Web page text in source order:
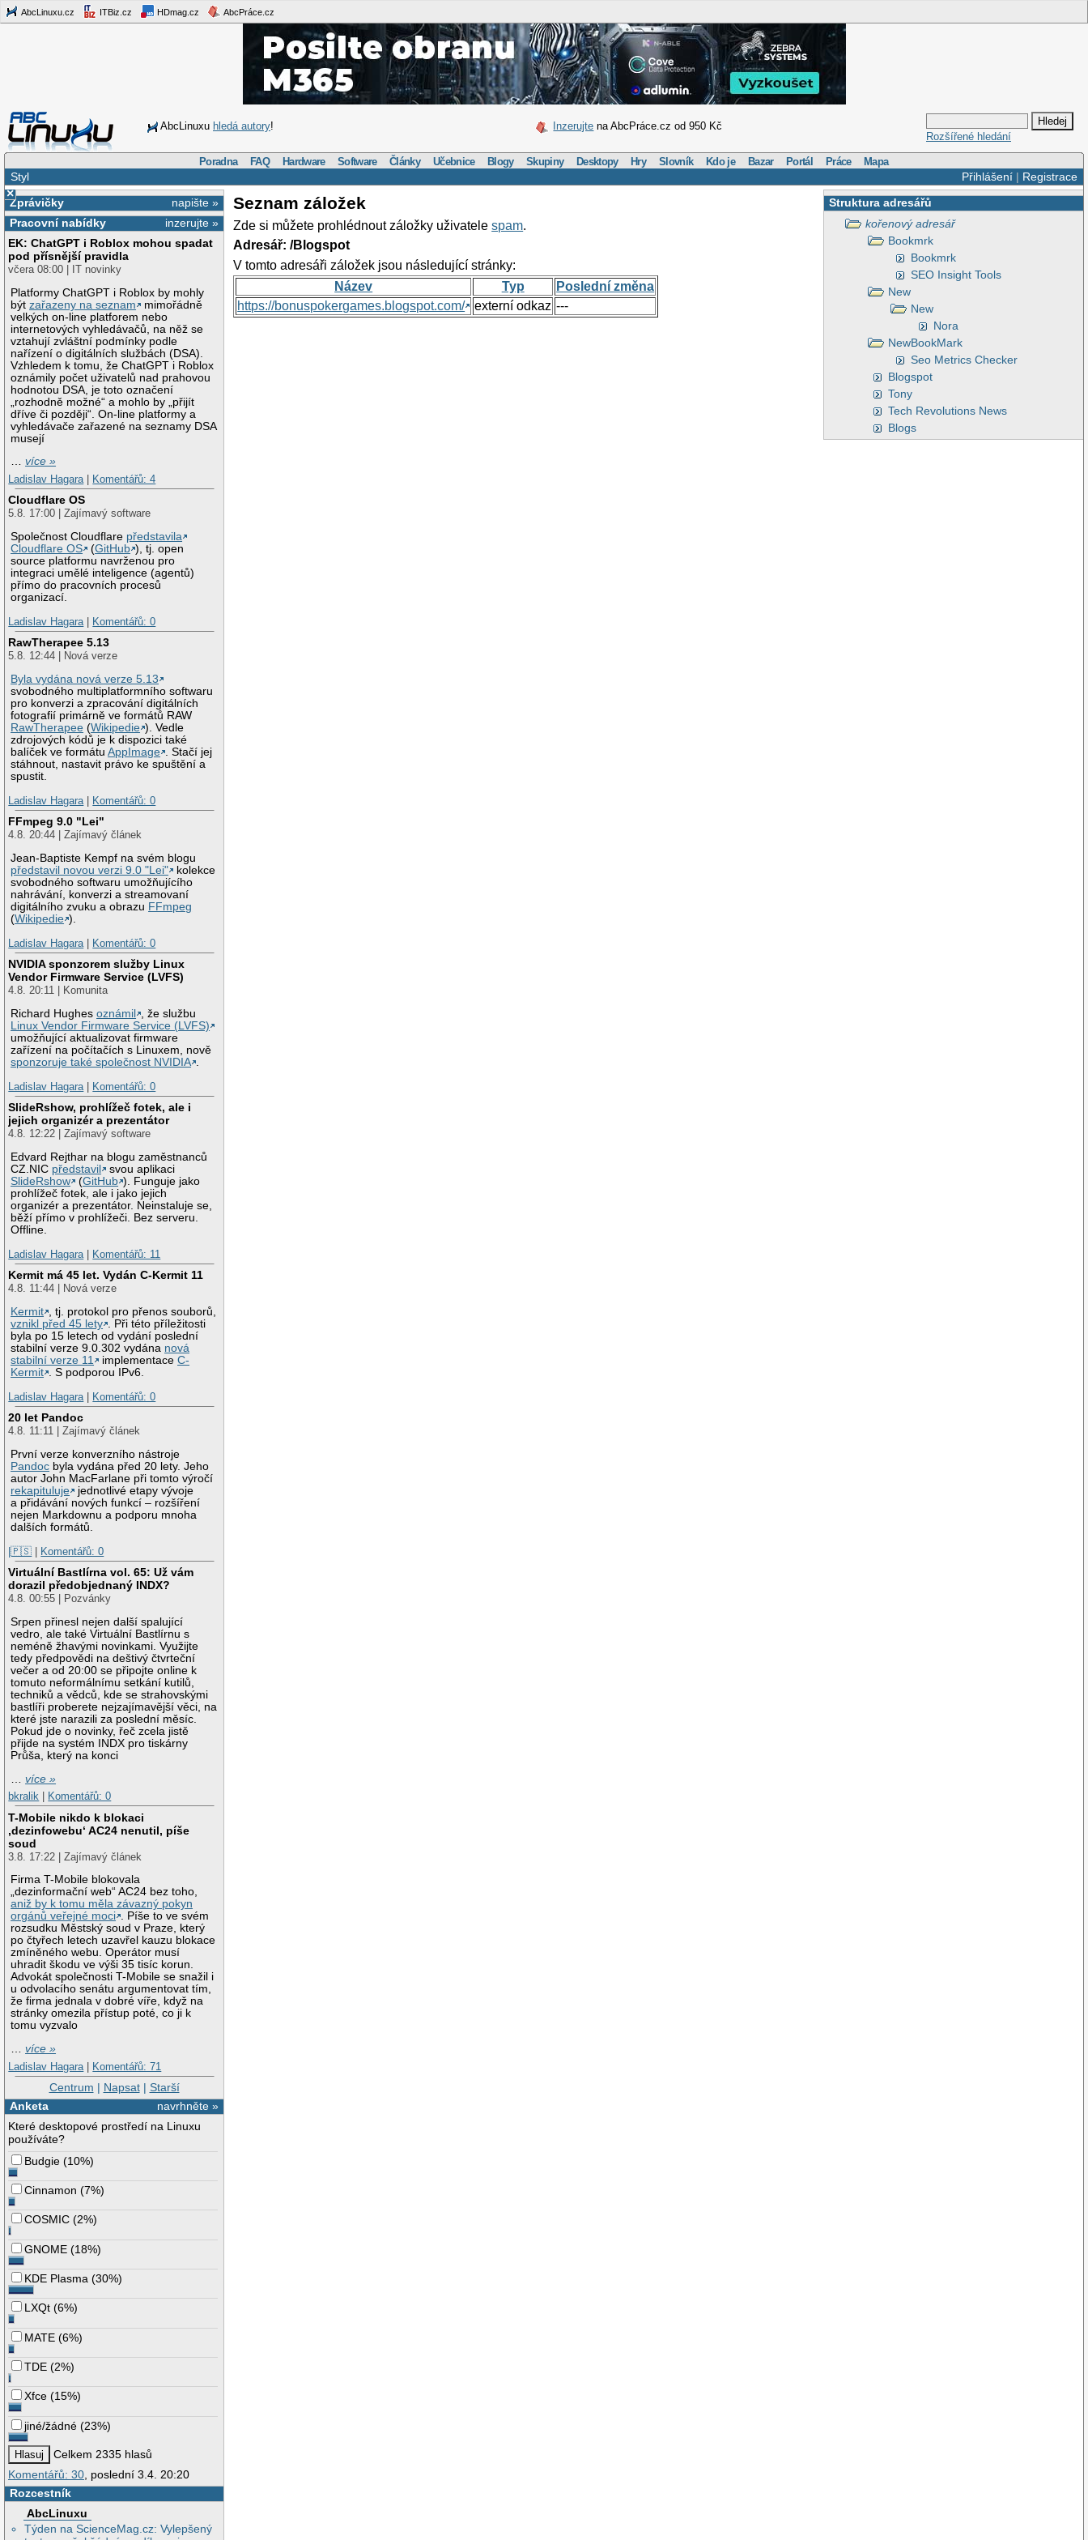
AbcLinuxu.cz ITBiz.cz HDmag.cz AbcPráce.cz
AbcLinuxu hledá autory! Inzerujte na AbcPráce.cz od 950 Kč
Rozšířené hledání
Poradna FAQ Hardware Software Články Učebnice Blogy Skupiny Desktopy Hry Slovník Kdo je Bazar Portál Práce Mapa
Přihlášení| Registrace
Styl
×
napište »
Zprávičky
inzerujte »
Pracovní nabídky
EK: ChatGPT i Roblox mohou spadat
pod přísnější pravidla
včera 08:00 | IT novinky
Platformy ChatGPT i Roblox by mohly
býtzařazeny na seznam
mimořádně
velkých on-line platforem nebo
internetových vyhledávačů, na něž se
vztahují zvláštní podmínky podle
nařízení o digitálních službách (DSA).
Vzhledem k tomu, že ChatGPT i Roblox
oznámily počet uživatelů nad prahovou
hodnotou DSA, je toto označení
„rozhodně možné“ a mohlo by „přijít
dříve či později“. On-line platformy a
vyhledávače zařazené na seznamy DSA
musejí
…více »
Ladislav Hagara
Komentářů: 4
Cloudflare OS
5.8. 17:00 | Zajímavý software
Společnost Cloudflare představila
Cloudflare OS
(GitHub ), tj. open
source platformu navrženou pro
integraci umělé inteligence (agentů)
přímo do pracovních procesů
organizací.
Ladislav Hagara
Komentářů: 0
RawTherapee 5.13
5.8. 12:44 | Nová verze
Byla vydána nová verze 5.13
svobodného multiplatformního softwaru
pro konverzi a zpracování digitálních
fotografií primárně ve formátů RAW
RawTherapee (Wikipedie ). Vedle
zdrojových kódů je k dispozici také
balíček ve formátuAppImage . Stačí jej
stáhnout, nastavit právo ke spuštění a
spustit.
Ladislav Hagara
Komentářů: 0
FFmpeg 9.0 "Lei"
4.8. 20:44 | Zajímavý článek
Jean-Baptiste Kempf na svém blogu
představil novou verzi 9.0 "Lei"
kolekce
svobodného softwaru umožňujícího
nahrávání, konverzi a streamovaní
digitálního zvuku a obrazu FFmpeg
(Wikipedie ).
Ladislav Hagara
Komentářů: 0
NVIDIA sponzorem služby Linux
Vendor Firmware Service (LVFS)
4.8. 20:11 | Komunita
Richard Hughesoznámil
, že službu
Linux Vendor Firmware Service (LVFS)
umožňující aktualizovat firmware
zařízení na počítačích s Linuxem, nově
sponzoruje také společnost NVIDIA .
Ladislav Hagara | Komentářů: 0
SlideRshow, prohlížeč fotek, ale i
jejich organizér a prezentátor
4.8. 12:22 | Zajímavý software
Edvard Rejthar na blogu zaměstnanců
CZ.NIC představil
svou aplikaci
SlideRshow
(GitHub ). Funguje jako
prohlížeč fotek, ale i jako jejich
organizér a prezentátor. Neinstaluje se,
běží přímo v prohlížeči. Bez serveru.
Offline.
Ladislav Hagara | Komentářů: 11
Kermit má 45 let. Vydán C-Kermit 11
4.8. 11:44 | Nová verze
Kermit , tj. protokol pro přenos souborů,
vznikl před 45 lety . Při této příležitosti
byla po 15 letech od vydání poslední
stabilní verze 9.0.302 vydána nová
stabilní verze 11
implementaceC-
Kermit . S podporou IPv6.
Ladislav Hagara | Komentářů: 0
20 let Pandoc
4.8. 11:11 | Zajímavý článek
První verze konverzního nástroje
Pandoc byla vydána před 20 lety. Jeho
autor John MacFarlane při tomto výročí
rekapituluje
jednotlivé etapy vývoje
a přidávání nových funkcí – rozšíření
nejen Markdownu a podporu mnoha
dalších formátů.
|🇵🇸 | Komentářů: 0
Virtuální Bastlírna vol. 65: Už vám
dorazil předobjednaný INDX?
4.8. 00:55 | Pozvánky
Srpen přinesl nejen další spalující
vedro, ale také Virtuální Bastlírnu s
neméně žhavými novinkami. Využijte
tedy předpovědi na deštivý čtvrteční
večer a od 20:00 se připojte online k
tomuto neformálnímu setkání kutilů,
techniků a vědců, kde se strahovskými
bastlíři proberete nejzajímavější věci, na
které jste narazili za poslední měsíc.
Pokud jde o novinky, řeč zcela jistě
přijde na systém INDX pro tiskárny
Průša, který na konci
…více »
bkralik
Komentářů: 0
T-Mobile nikdo k blokaci
‚dezinfowebu‘ AC24 nenutil, píše
soud
3.8. 17:22 | Zajímavý článek
Firma T-Mobile blokovala
„dezinformační web“ AC24 bez toho,
aniž by k tomu měla závazný pokyn
orgánů veřejné moci . Píše to ve svém
rozsudku Městský soud v Praze, který
po čtyřech letech uzavřel kauzu blokace
zmíněného webu. Operátor musí
uhradit škodu ve výši 35 tisíc korun.
Advokát společnosti T-Mobile se snažil i
u odvolacího senátu argumentovat tím,
že firma jednala v dobré víře, když na
stránky omezila přístup poté, co ji k
tomu vyzvalo
…více »
Ladislav Hagara | Komentářů: 71
Centrum | Napsat| Starší
navrhněte »
Anketa
Které desktopové prostředí na Linuxu
používáte?
Budgie (10%)
Cinnamon (7%)
COSMIC (2%)
GNOME (18%)
KDE Plasma (30%)
LXQt (6%)
MATE (6%)
TDE (2%)
Xfce (15%)
jiné/žádné (23%)
Celkem 2335 hlasů
Komentářů: 30, poslední 3.4. 20:20
Rozcestník
AbcLinuxu
Týden na ScienceMag.cz: Vylepšený
Struktura adresářů
kořenový adresář
Bookmrk
Bookmrk
SEO Insight Tools
New
New
Nora
NewBookMark
Seo Metrics Checker
Blogspot
Tony
Tech Revolutions News
Blogs
Seznam záložek
Zde si můžete prohlédnout záložky uživatelespam.
Adresář: /Blogspot
V tomto adresáři záložek jsou následující stránky:
Název
Typ
Poslední změna
https://bonuspokergames.blogspot.com/
externí odkaz ---